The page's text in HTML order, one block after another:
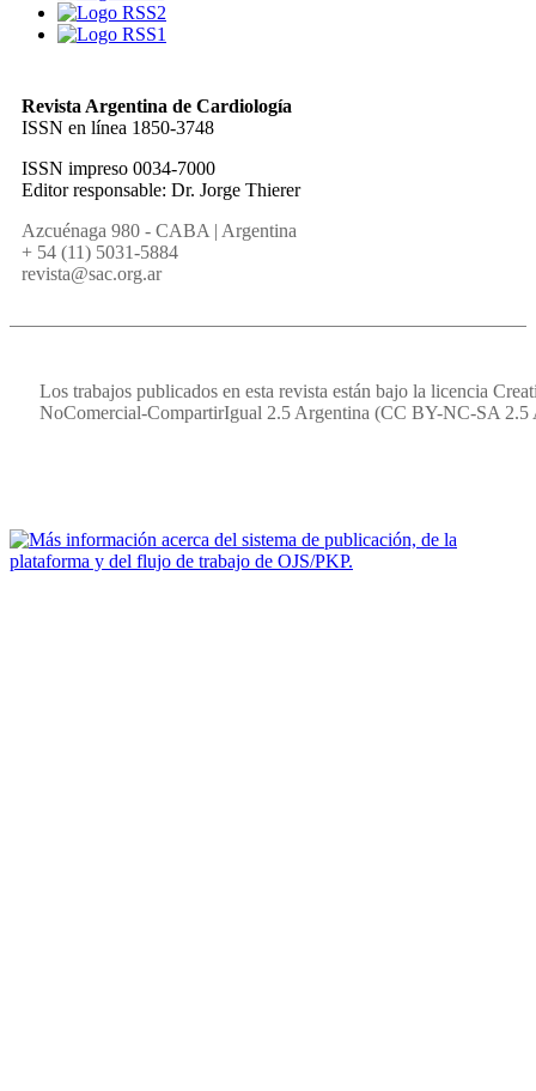
Revista Argentina de Cardiología
ISSN en línea 1850-3748
ISSN impreso 0034-7000
Editor responsable: Dr. Jorge Thierer
Azcuénaga 980 - CABA | Argentina
+ 54 (11) 5031-5884
revista@sac.org.ar
Los trabajos publicados en esta revista están bajo la licencia
NoComercial-CompartirIgual 2.5 Argentina (CC BY-NC-SA 2.5